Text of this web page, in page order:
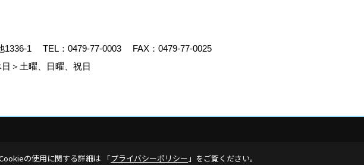
1336-1 TEL： 0479-77-0003
FAX：0479-77-0025
日＞土曜、日曜、祝日
の使用に関する詳細は 「プライバシーポリシー 」をご覧ください。